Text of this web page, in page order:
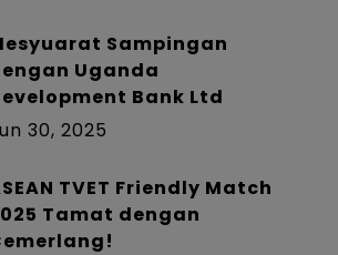
Sampingan
Uganda
Bank Ltd
30, 2025
TVET Friendly Match
Tamat dengan